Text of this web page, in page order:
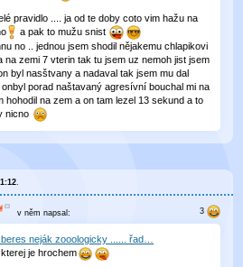
pravidlo .... ja od te doby coto vim hažu na
a pak to mužu snist
no .. jednou jsem shodil nějakemu chlapikovi
na zemi 7 vterin tak tu jsem uz nemoh jist jsem
byl nasštvany a nadaval tak jsem mu dal
porad naštavaný agresívní bouchal mi na
hohodil na zem a on tam lezel 13 sekund a to
nicno
v něm napsal:
neják zooologicky ...... řad…
je hrochem